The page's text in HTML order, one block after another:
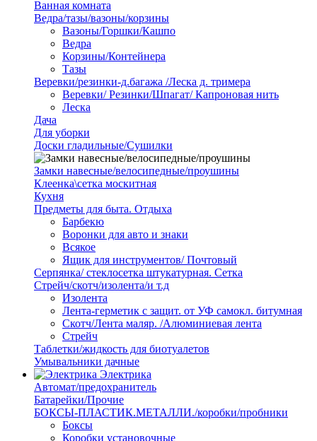
Ванная комната
Ведра/тазы/вазоны/корзины
Вазоны/Горшки/Кашпо
Ведра
Корзины/Контейнера
Тазы
Веревки/резинки-д.багажа /Леска д. тримера
Веревки/ Резинки/Шпагат/ Капроновая нить
Леска
Дача
Для уборки
Доски гладильные/Сушилки
Замки навесные/велосипедные/проушины
Клеенка\сетка москитная
Кухня
Предметы для быта. Отдыха
Барбекю
Воронки для авто и знаки
Всякое
Ящик для инструментов/ Почтовый
Серпянка/ стеклосетка штукатурная. Сетка
Стрейч/скотч/изолента/и т.д
Изолента
Лента-герметик с защит. от УФ самокл. битумная
Скотч/Лента маляр. /Алюминиевая лента
Стрейч
Таблетки/жидкость для биотуалетов
Умывальники дачные
Электрика
Автомат/предохранитель
Батарейки/Прочие
БОКСЫ-ПЛАСТИК.МЕТАЛЛИ./коробки/пробники
Боксы
Коробки установочные